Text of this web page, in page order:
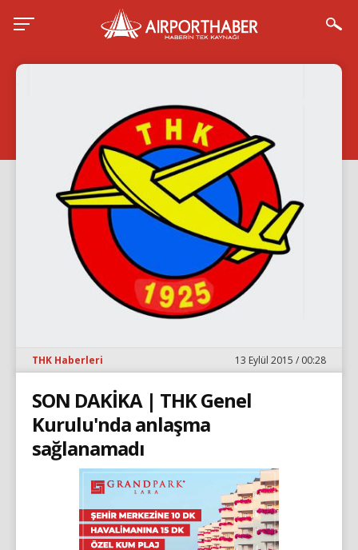
THK Haberleri 13 Eylül 2015 / 00:28
SON DAKİKA | THK Genel
Kurulu'nda anlaşma
sağlanamadı